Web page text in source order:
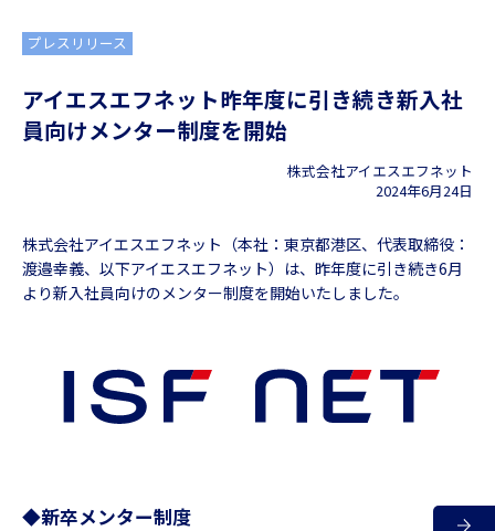
サステナビリティ
プレスリリース
アイエスエフネット昨年度に引き続き新入社
員向けメンター制度を開始
株式会社アイエスエフネット
2024年6月24日
株式会社アイエスエフネット（本社：東京都港区、代表取締役：
渡邉幸義、以下アイエスエフネット）は、昨年度に引き続き6月
より新入社員向けのメンター制度を開始いたしました。
◆新卒メンター制度